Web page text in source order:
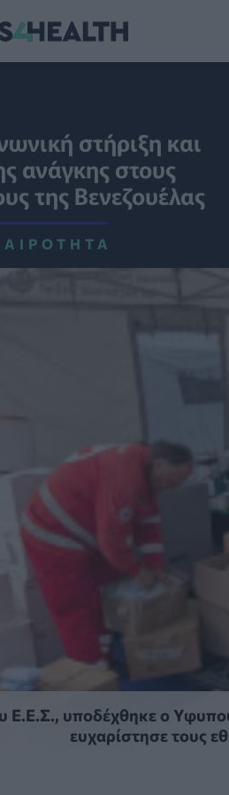
στήριξη και
ανάγκης στους
της Βενεζουέλας
Ε.Ε.Σ., υποδέχθηκε ο
ευχαρίστησε τους